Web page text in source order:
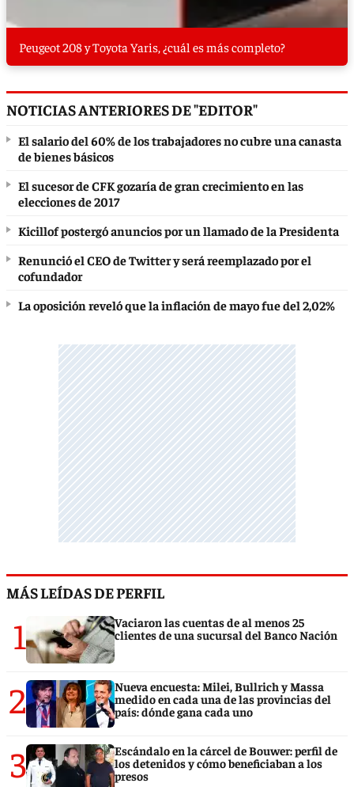
Peugeot 208 y Toyota Yaris, ¿cuál es más completo?
NOTICIAS ANTERIORES DE "EDITOR"
El salario del 60% de los trabajadores no cubre una canasta
de bienes básicos
El sucesor de CFK gozaría de gran crecimiento en las
elecciones de 2017
Kicillof postergó anuncios por un llamado de la Presidenta
Renunció el CEO de Twitter y será reemplazado por el
cofundador
La oposición reveló que la inflación de mayo fue del 2,02%
MÁS LEÍDAS DE PERFIL
1
Vaciaron las cuentas de al menos 25
clientes de una sucursal del Banco Nación
2
Nueva encuesta: Milei, Bullrich y Massa
medido en cada una de las provincias del
país: dónde gana cada uno
3
Escándalo en la cárcel de Bouwer: perfil de
los detenidos y cómo beneficiaban a los
presos